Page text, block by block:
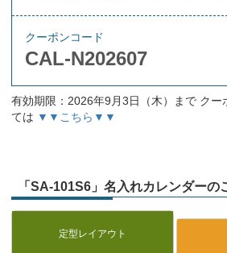
クーポンコード
CAL-N202607
有効期限：2026年9月3日（木）まで クー
ては ▼▼こちら▼▼
「SA-101S6」名入れカレンダーの